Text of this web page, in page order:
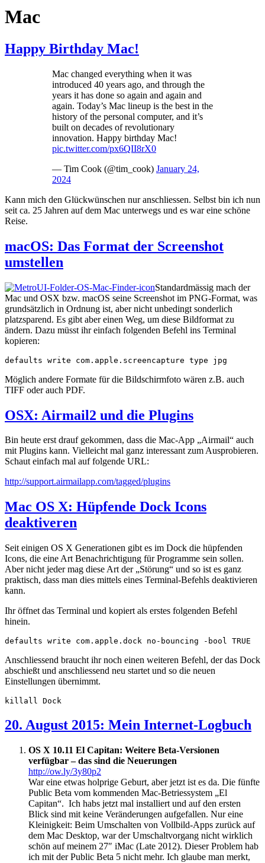
Mac
Happy Birthday Mac!
Mac changed everything when it was
introduced 40 years ago, and through the
years it has done so again and again and
again. Today’s Mac lineup is the best in the
history of the personal computer, and it’s
built on decades of revolutionary
innovation. Happy birthday Mac!
pic.twitter.com/px6QII8rX0
— Tim Cook (@tim_cook) January 24,
2024
Kann mich den Glückwünschen nur anschliessen. Selbst bin ich nun
seit ca. 25 Jahren auf dem Mac unterwegs und es war eine schöne
Reise.
macOS: Das Format der Screenshot
umstellen
Standardmässig mach der
Mac und OSX bzw. macOS seine Screenshot im PNG-Format, was
grundsätzlich in Ordnung ist, aber nicht unbedingt sonderlich
platzsparend. Es gibt aber einen Weg, um diese Bildformat zu
ändern. Dazu müsst ihr einfach folgenden Befehl ins Terminal
kopieren:
defaults write com.apple.screencapture type jpg
Möglich andere Formate für die Bildschirmfoto wären z.B. auch
TIFF oder auch PDF.
OSX: Airmail2 und die Plugins
Bin heute erst drauf gekommen, dass die Mac-App „Airmail“ auch
mit Plugins kann. Vielleicht mal ganz interessant zum Ausprobieren.
Schaut einfach mal auf folgende URL:
http://support.airmailapp.com/tagged/plugins
Mac OS X: Hüpfende Dock Icons
deaktiveren
Seit einigen OS X Generationen gibt es im Dock die hüpfenden
Icons, die eine Art Benachrichtigung für Programme sein sollen.
Aber nicht jeder mag diese Art der „Störung“ und so ist es ganz
praktisch, dass man dies mittels eines Terminal-Befehls deaktivieren
kann.
Ihr öffnet das Terminal und kopiert als erstes folgenden Befehl
hinein.
defaults write com.apple.dock no-bouncing -bool TRUE
Anschliessend braucht ihr noch einen weiteren Befehl, der das Dock
abschießt und anschliessend neu startet und so die neuen
Einstellungen übernimmt.
killall Dock
20. August 2015: Mein Internet-Logbuch
OS X 10.11 El Capitan: Weitere Beta-Versionen
verfügbar – das sind die Neuerungen
http://ow.ly/3y80p2
War eine etwas holprige Geburt, aber jetzt ist es da. Die fünfte
Public Beta vom kommenden Mac-Betriessystem „El
Capitan“. Ich habs jetzt mal installiert und auf den ersten
Blick sind mit keine Veränderungen aufgefallen. Nur eine
Kleinigkeit: Beim Umschalten von Vollbild-Apps zurück auf
dem Mac Desktop, war der Umschaltvorgang nicht wirklich
schön auf meinem 27″ iMac (Late 2012). Dieser Problem hab
ich mit der Public Beta 5 nicht mehr. Ich glaube man merkt,